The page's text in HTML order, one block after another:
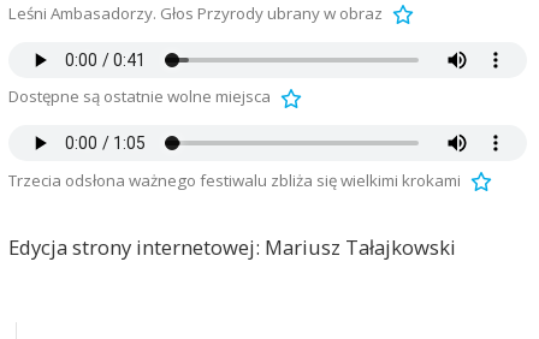
Leśni Ambasadorzy. Głos Przyrody ubrany w obraz
Dostępne są ostatnie wolne miejsca
Trzecia odsłona ważnego festiwalu zbliża się wielkimi krokami
Edycja strony internetowej: Mariusz Tałajkowski